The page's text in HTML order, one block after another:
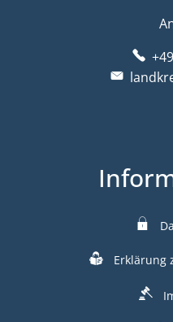
Erklärung